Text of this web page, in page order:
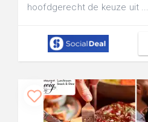
hoofdgerecht de keuze uit ...